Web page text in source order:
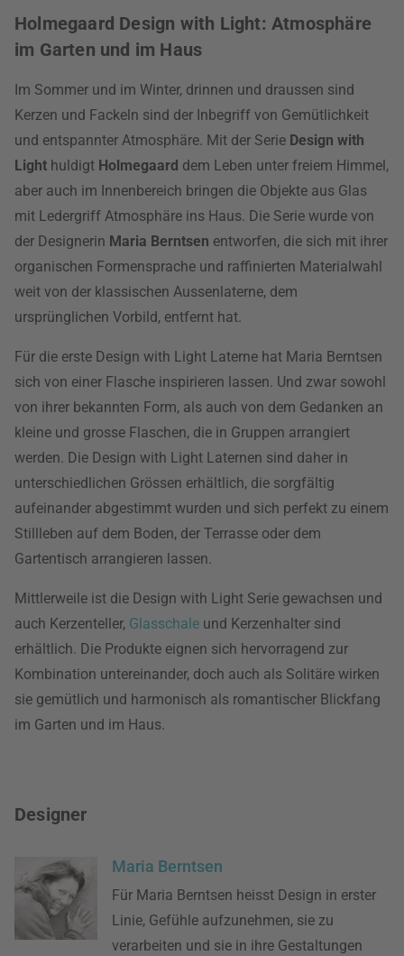
Holmegaard Design with Light: Atmosphäre
im Garten und im Haus
Im Sommer und im Winter, drinnen und draussen sind
Kerzen und Fackeln sind der Inbegriff von Gemütlichkeit
und entspannter Atmosphäre. Mit der Serie Design with
Light huldigt Holmegaard dem Leben unter freiem Himmel,
aber auch im Innenbereich bringen die Objekte aus Glas
mit Ledergriff Atmosphäre ins Haus. Die Serie wurde von
der Designerin Maria Berntsen entworfen, die sich mit ihrer
organischen Formensprache und raffinierten Materialwahl
weit von der klassischen Aussenlaterne, dem
ursprünglichen Vorbild, entfernt hat.
Für die erste Design with Light Laterne hat Maria Berntsen
sich von einer Flasche inspirieren lassen. Und zwar sowohl
von ihrer bekannten Form, als auch von dem Gedanken an
kleine und grosse Flaschen, die in Gruppen arrangiert
werden. Die Design with Light Laternen sind daher in
unterschiedlichen Grössen erhältlich, die sorgfältig
aufeinander abgestimmt wurden und sich perfekt zu einem
Stillleben auf dem Boden, der Terrasse oder dem
Gartentisch arrangieren lassen.
Mittlerweile ist die Design with Light Serie gewachsen und
auch Kerzenteller, Glasschale und Kerzenhalter sind
erhältlich. Die Produkte eignen sich hervorragend zur
Kombination untereinander, doch auch als Solitäre wirken
sie gemütlich und harmonisch als romantischer Blickfang
im Garten und im Haus.
Designer
Maria Berntsen
Für Maria Berntsen heisst Design in erster
Linie, Gefühle aufzunehmen, sie zu
verarbeiten und sie in ihre Gestaltungen